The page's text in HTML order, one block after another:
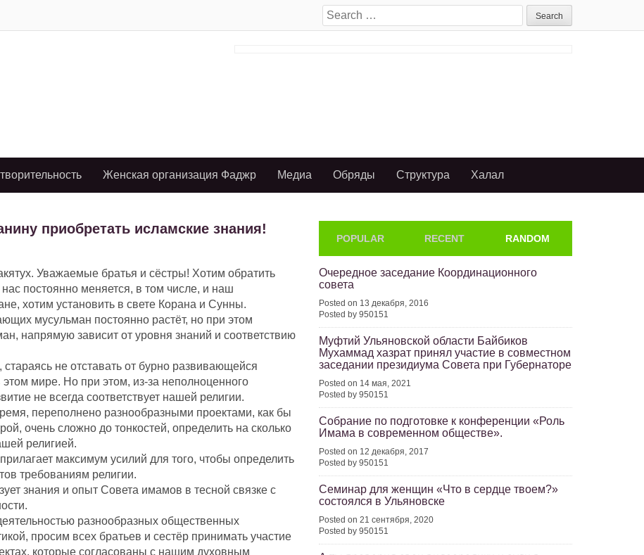
Search
for:
Женская организация Фаджр Медиа Обряды Структура Халал
приобретать исламские знания!
Уважаемые братья и сёстры! Хотим обратить
постоянно меняется, в том числе, и наш
хотим установить в свете Корана и Сунны.
мусульман постоянно растёт, но при этом
напрямую зависит от уровня знаний и соответствию
не отставать от бурно развивающейся
мире. Но при этом, из-за неполноценного
не всегда соответствует нашей религии.
переполнено разнообразными проектами, как бы
очень сложно до тонкостей, определить на сколько
религией.
максимум усилий для того, чтобы определить
требованиям религии.
знания и опыт Совета имамов в тесной связке с
разнообразных общественных
просим всех братьев и сестёр принимать участие
которые согласованы с нашим духовным
POPULAR RECENT RANDOM
Очередное заседание Координационного
совета
Posted on 13 декабря, 2016
Posted by 950151
Муфтий Ульяновской области Байбиков
Мухаммад хазрат принял участие в совместном
заседании президиума Совета при Губернаторе
Posted on 14 мая, 2021
Posted by 950151
Собрание по подготовке к конференции «Роль
Имама в современном обществе».
Posted on 12 декабря, 2017
Posted by 950151
Семинар для женщин «Что в сердце твоем?»
состоялся в Ульяновске
Posted on 21 сентября, 2020
Posted by 950151